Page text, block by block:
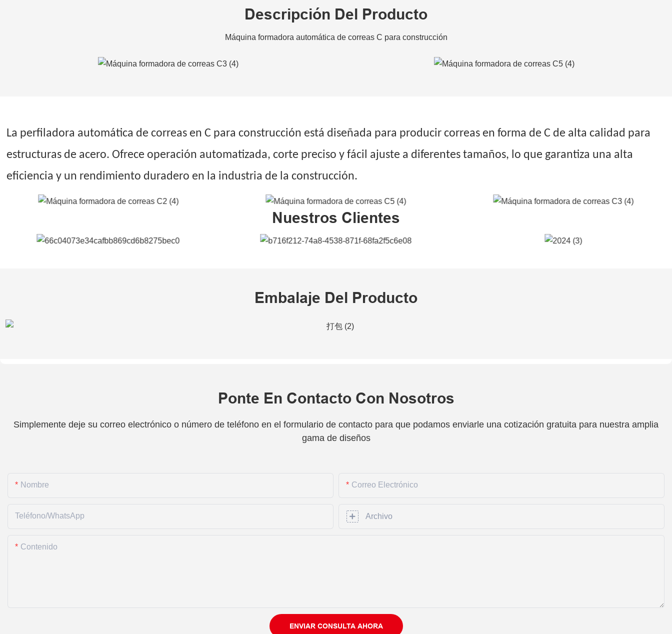
Descripción Del Producto
Máquina formadora automática de correas C para construcción
La perfiladora automática de correas en C para construcción está diseñada para producir correas en forma de C de alta calidad para
estructuras de acero. Ofrece operación automatizada, corte preciso y fácil ajuste a diferentes tamaños, lo que garantiza una alta
eficiencia y un rendimiento duradero en la industria de la construcción.
Nuestros Clientes
Embalaje Del Producto
Ponte En Contacto Con Nosotros
Simplemente deje su correo electrónico o número de teléfono en el formulario de contacto para que podamos enviarle una cotización gratuita para nuestra amplia
gama de diseños
Nombre Correo Electrónico
Teléfono/WhatsApp Archivo
Contenido
ENVIAR CONSULTA AHORA